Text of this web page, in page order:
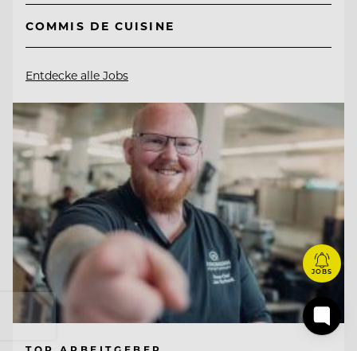
COMMIS DE CUISINE
Entdecke alle Jobs
JOBS